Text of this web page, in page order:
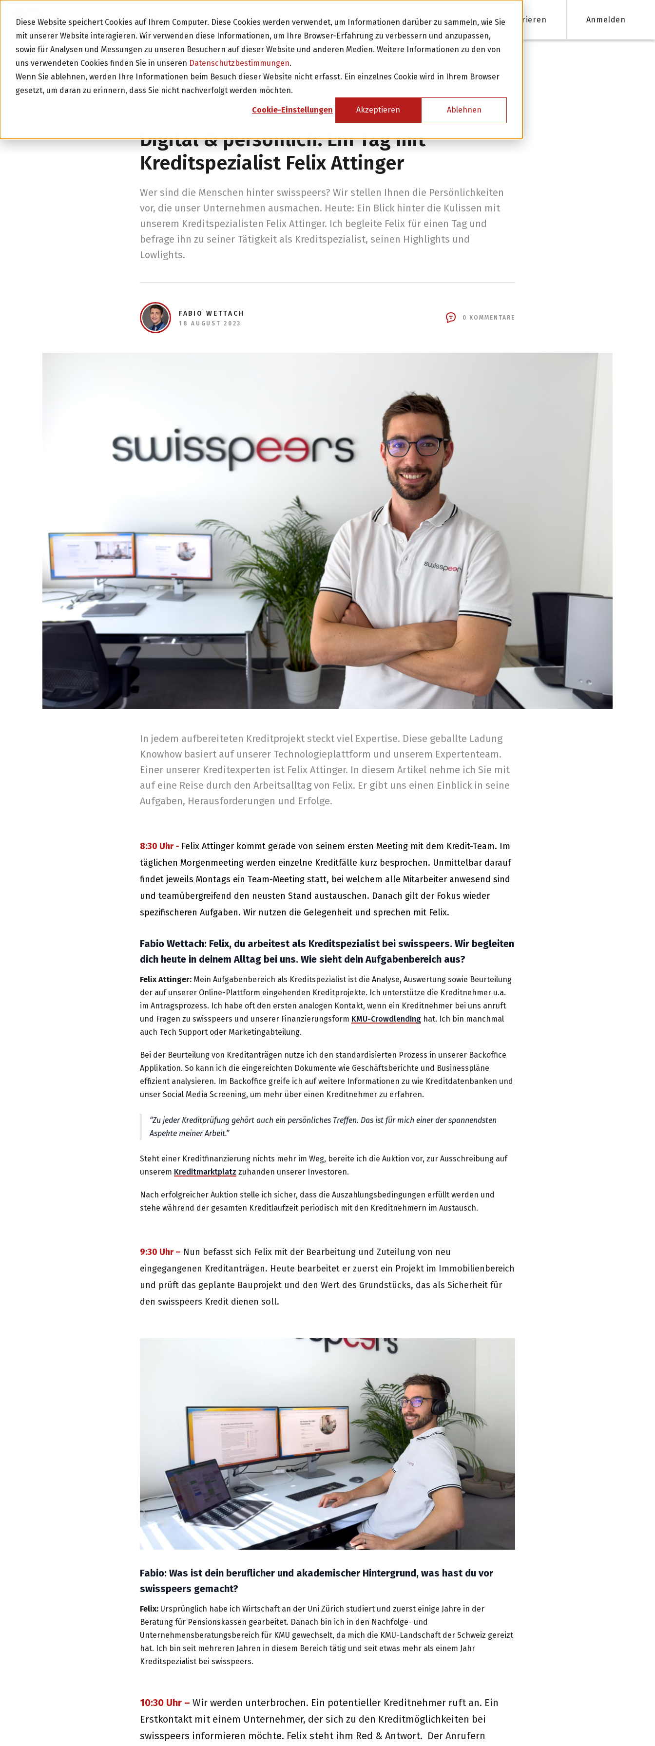
Diese Website speichert Cookies auf Ihrem Computer. Diese Cookies werden verwendet, um Informationen darüber zu sammeln, wie Sie
mit unserer Website interagieren. Wir verwenden diese Informationen, um Ihre Browser-Erfahrung zu verbessern und anzupassen,
sowie für Analysen und Messungen zu unseren Besuchern auf dieser Website und anderen Medien. Weitere Informationen zu den von
uns verwendeten Cookies finden Sie in unseren Datenschutzbestimmungen.
Wenn Sie ablehnen, werden Ihre Informationen beim Besuch dieser Website nicht erfasst. Ein einzelnes Cookie wird in Ihrem Browser
gesetzt, um daran zu erinnern, dass Sie nicht nachverfolgt werden möchten.
Cookie-Einstellungen Akzeptieren Ablehnen
BLOG Registrieren Anmelden
Investieren
Investition in Schweizer Unternehmen
Attraktive Renditen mit monatlichen
Finanzieren
Firmenkredite ab 50'000 CHF
Persönliche Beratung für Ihre Finanzierung
Zurück zur Übersicht
Digital & persönlich: Ein Tag mit
Kreditspezialist Felix Attinger
Wer sind die Menschen hinter swisspeers? Wir stellen Ihnen die Persönlichkeiten
vor, die unser Unternehmen ausmachen. Heute: Ein Blick hinter die Kulissen mit
unserem Kreditspezialisten Felix Attinger. Ich begleite Felix für einen Tag und
befrage ihn zu seiner Tätigkeit als Kreditspezialist, seinen Highlights und
Lowlights.
FABIO WETTACH
18 AUGUST 2023
0 KOMMENTARE
In jedem aufbereiteten Kreditprojekt steckt viel Expertise. Diese geballte Ladung
Knowhow basiert auf unserer Technologieplattform und unserem Expertenteam.
Einer unserer Kreditexperten ist Felix Attinger. In diesem Artikel nehme ich Sie mit
auf eine Reise durch den Arbeitsalltag von Felix. Er gibt uns einen Einblick in seine
Aufgaben, Herausforderungen und Erfolge.
8:30 Uhr - Felix Attinger kommt gerade von seinem ersten Meeting mit dem Kredit-Team. Im
täglichen Morgenmeeting werden einzelne Kreditfälle kurz besprochen. Unmittelbar darauf
findet jeweils Montags ein Team-Meeting statt, bei welchem alle Mitarbeiter anwesend sind
und teamübergreifend den neusten Stand austauschen. Danach gilt der Fokus wieder
spezifischeren Aufgaben. Wir nutzen die Gelegenheit und sprechen mit Felix.
Fabio Wettach: Felix, du arbeitest als Kreditspezialist bei swisspeers. Wir begleiten
dich heute in deinem Alltag bei uns. Wie sieht dein Aufgabenbereich aus?
Felix Attinger: Mein Aufgabenbereich als Kreditspezialist ist die Analyse, Auswertung sowie Beurteilung
der auf unserer Online-Plattform eingehenden Kreditprojekte. Ich unterstütze die Kreditnehmer u.a.
im Antragsprozess. Ich habe oft den ersten analogen Kontakt, wenn ein Kreditnehmer bei uns anruft
und Fragen zu swisspeers und unserer Finanzierungsform KMU-Crowdlending hat. Ich bin manchmal
auch Tech Support oder Marketingabteilung.
Bei der Beurteilung von Kreditanträgen nutze ich den standardisierten Prozess in unserer Backoffice
Applikation. So kann ich die eingereichten Dokumente wie Geschäftsberichte und Businesspläne
effizient analysieren. Im Backoffice greife ich auf weitere Informationen zu wie Kreditdatenbanken und
unser Social Media Screening, um mehr über einen Kreditnehmer zu erfahren.
Zu jeder Kreditprüfung gehört auch ein persönliches Treffen. Das ist für mich einer der spannendsten
Aspekte meiner Arbeit.
Steht einer Kreditfinanzierung nichts mehr im Weg, bereite ich die Auktion vor, zur Ausschreibung auf
unserem Kreditmarktplatz zuhanden unserer Investoren.
Nach erfolgreicher Auktion stelle ich sicher, dass die Auszahlungsbedingungen erfüllt werden und
stehe während der gesamten Kreditlaufzeit periodisch mit den Kreditnehmern im Austausch.
9:30 Uhr – Nun befasst sich Felix mit der Bearbeitung und Zuteilung von neu
eingegangenen Kreditanträgen. Heute bearbeitet er zuerst ein Projekt im Immobilienbereich
und prüft das geplante Bauprojekt und den Wert des Grundstücks, das als Sicherheit für
den swisspeers Kredit dienen soll.
Fabio: Was ist dein beruflicher und akademischer Hintergrund, was hast du vor
swisspeers gemacht?
Felix: Ursprünglich habe ich Wirtschaft an der Uni Zürich studiert und zuerst einige Jahre in der
Beratung für Pensionskassen gearbeitet. Danach bin ich in den Nachfolge- und
Unternehmensberatungsbereich für KMU gewechselt, da mich die KMU-Landschaft der Schweiz gereizt
hat. Ich bin seit mehreren Jahren in diesem Bereich tätig und seit etwas mehr als einem Jahr
Kreditspezialist bei swisspeers.
10:30 Uhr – Wir werden unterbrochen. Ein potentieller Kreditnehmer ruft an. Ein
Erstkontakt mit einem Unternehmer, der sich zu den Kreditmöglichkeiten bei
swisspeers informieren möchte. Felix steht ihm Red & Antwort. Der Anrufern